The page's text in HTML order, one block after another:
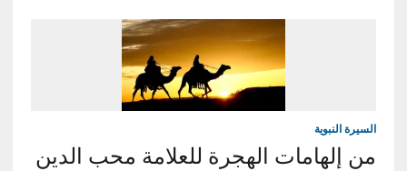
السيرة النبوية
من إلهامات الهجرة للعلامة محب الدين